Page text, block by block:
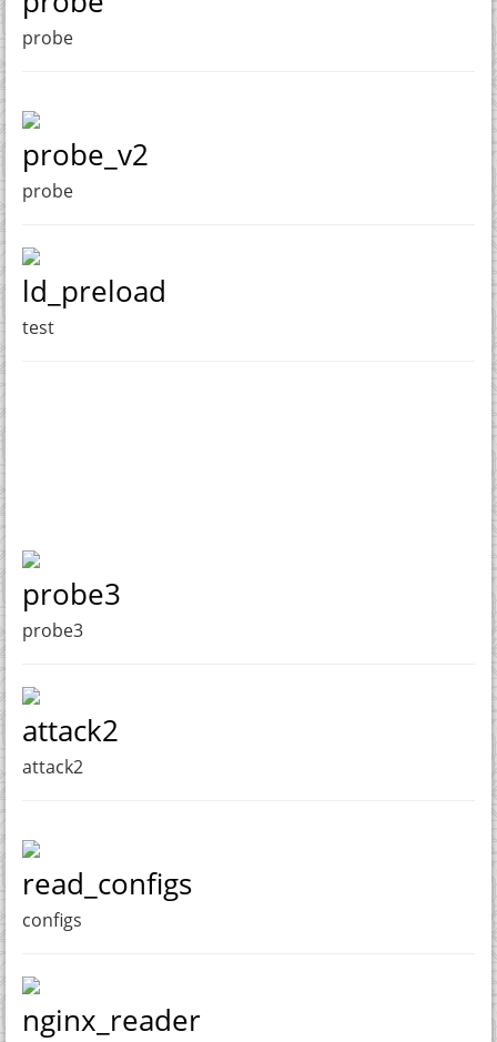
probe
probe_v2
probe
ld_preload
test
probe3
probe3
attack2
attack2
read_configs
configs
nginx_reader